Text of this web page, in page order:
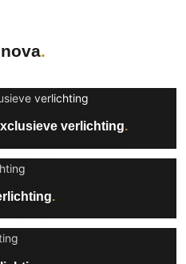
verlichting